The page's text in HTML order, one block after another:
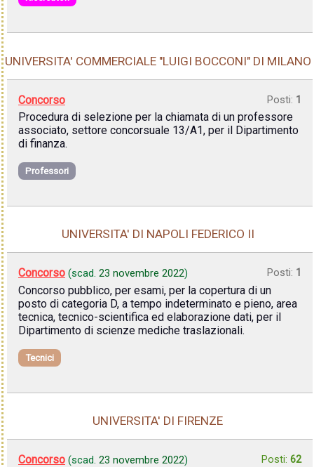
UNIVERSITA' COMMERCIALE "LUIGI BOCCONI" DI MILANO
Concorso Posti: 1
Procedura di selezione per la chiamata di un professore
associato, settore concorsuale 13/A1, per il Dipartimento
di finanza.
Professori
UNIVERSITA' DI NAPOLI FEDERICO II
Concorso (scad. 23 novembre 2022) Posti: 1
Concorso pubblico, per esami, per la copertura di un
posto di categoria D, a tempo indeterminato e pieno, area
tecnica, tecnico-scientifica ed elaborazione dati, per il
Dipartimento di scienze mediche traslazionali.
Tecnici
UNIVERSITA' DI FIRENZE
Concorso (scad. 23 novembre 2022) Posti: 62